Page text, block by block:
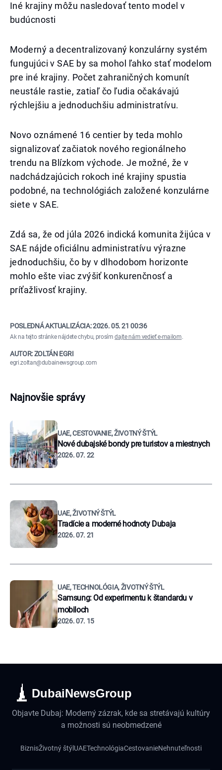
Iné krajiny môžu nasledovať tento model v
budúcnosti
Moderný a decentralizovaný konzulárny systém
fungujúci v SAE by sa mohol ľahko stať modelom
pre iné krajiny. Počet zahraničných komunít
neustále rastie, zatiaľ čo ľudia očakávajú
rýchlejšiu a jednoduchšiu administratívu.
Novo oznámené 16 centier by teda mohlo
signalizovať začiatok nového regionálneho
trendu na Blízkom východe. Je možné, že v
nadchádzajúcich rokoch iné krajiny spustia
podobné, na technológiách založené konzulárne
siete v SAE.
Zdá sa, že od júla 2026 indická komunita žijúca v
SAE nájde oficiálnu administratívu výrazne
jednoduchšiu, čo by v dlhodobom horizonte
mohlo ešte viac zvýšiť konkurenčnosť a
príťažlivosť krajiny.
POSLEDNÁ AKTUALIZÁCIA:2026. 05. 21 00:36
Ak na tejto stránke nájdete chybu, prosímdajte nám vedieť e-mailom.
AUTOR: ZOLTÁN EGRI
egri.zoltan@dubainewsgroup.com
Najnovšie správy
UAE, CESTOVANIE, ŽIVOTNÝ ŠTÝL
Nové dubajské bondy pre turistov a miestnych
2026. 07. 22
UAE, ŽIVOTNÝ ŠTÝL
Tradície a moderné hodnoty Dubaja
2026. 07. 21
UAE, TECHNOLÓGIA, ŽIVOTNÝ ŠTÝL
Samsung: Od experimentu k štandardu v
mobiloch
2026. 07. 15
DubaiNewsGroup
Objavte Dubaj: Moderný zázrak, kde sa stretávajú kultúry
a možnosti sú neobmedzené
BiznisŽivotný štýl UAETechnológiaCestovanieNehnuteľnosti